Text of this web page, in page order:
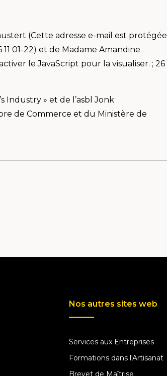
(Cette adresse e-mail est protégée
11 01-22) et de Madame Amandine
le JavaScript pour la visualiser. ; 26
Industry » et de l’asbl Jonk
de Commerce et du Ministère de
Nos autres sites web
Services aux Entreprises
Formations dans l'Artisanat
Brevet de Maîtrise